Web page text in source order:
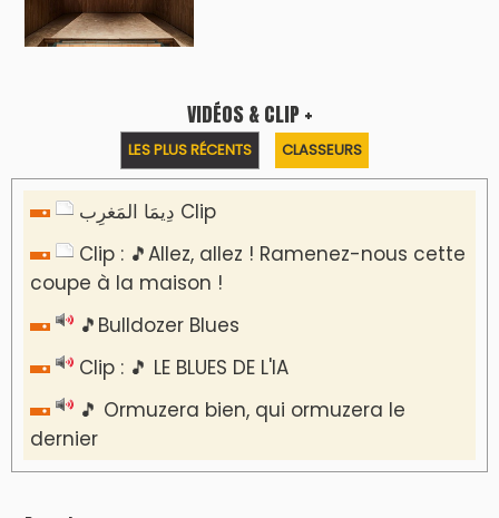
VIDÉOS & CLIP +
LES PLUS RÉCENTS CLASSEURS
دِيمَا المَغرِب Clip
Clip : 🎵Allez, allez ! Ramenez-nous cette
coupe à la maison !
🎵Bulldozer Blues
Clip : 🎵 LE BLUES DE L'IA
🎵 Ormuzera bien, qui ormuzera le
dernier